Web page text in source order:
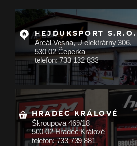
HEJDUKSPORT S.R.O.
Areál Vesna, U elektrárny 306,
530 02 Čeperka
telefon: 733 132 833
HRADEC KRÁLOVÉ
Škroupova 469/18
500 02 Hradec Králové
telefon: 733 739 881